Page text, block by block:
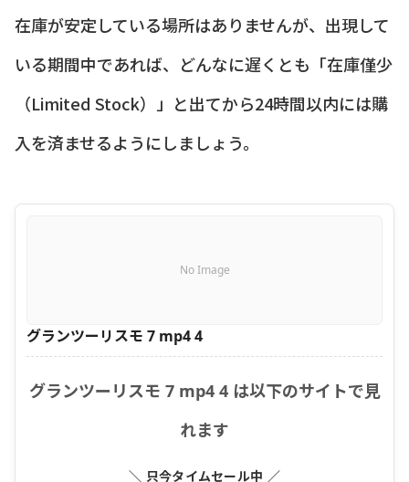
在庫が安定している場所はありませんが、出現して
いる期間中であれば、どんなに遅くとも「在庫僅少
（Limited Stock）」と出てから24時間以内には購
入を済ませるようにしましょう。
No Image
グランツーリスモ 7 mp4 4
グランツーリスモ 7 mp4 4 は以下のサイトで見
れます
＼ 只今タイムセール中 ／